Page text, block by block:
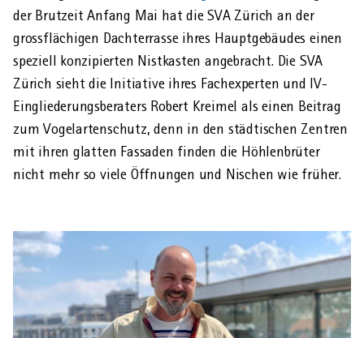
AHVeasy
Login
Schliessen
der Brut­zeit Anfang Mai hat die SVA Zürich an der
gross­flächigen Dach­terrasse ihres Haupt­gebäudes einen
speziell konzipierten Nist­kasten angebracht. Die SVA
Zürich sieht die Initiative ihres Fach­experten und IV-
Ein­gliederungs­beraters Robert Kreimel als einen Beitrag
zum Vogel­arten­schutz, denn in den städtischen Zentren
mit ihren glatten Fassaden finden die Höhlen­brüter
nicht mehr so viele Öffnungen und Nischen wie früher.